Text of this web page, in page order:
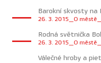
Barokní skvosty na
26. 3. 2015_O
Rodná světnička
26. 3. 2015_O
Válečné hroby a